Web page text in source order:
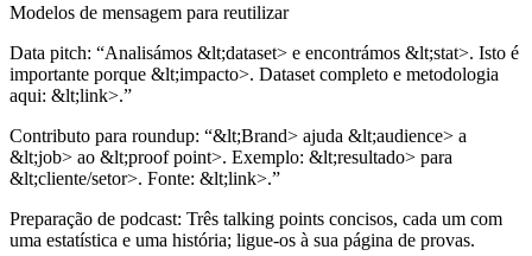
Modelos de mensagem para reutilizar
Data pitch: “Analisámos &lt;dataset> e encontrámos &lt;stat>. Isto é
importante porque &lt;impacto>. Dataset completo e metodologia
aqui: &lt;link>.”
Contributo para roundup: “&lt;Brand> ajuda &lt;audience> a
&lt;job> ao &lt;proof point>. Exemplo: &lt;resultado> para
&lt;cliente/setor>. Fonte: &lt;link>.”
Preparação de podcast: Três talking points concisos, cada um com
uma estatística e uma história; ligue-os à sua página de provas.